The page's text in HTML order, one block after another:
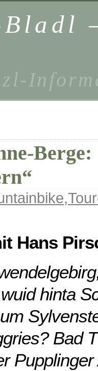
Bladl
Berge:
,
Hans
hinta
Bad